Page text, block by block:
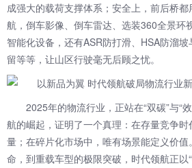
成强大的载荷支撑体系；安全上，前后桥
航，倒车影像、倒车雷达、选装360全景环
智能化设备，还有ASR防打滑、HSA防溜
留等等，让山区行驶毫无后顾之忧。
2025年的物流行业，正站在“双碳”与“
航的崛起，证明了一个真理：在存量竞争
量；在碎片化市场中，唯有场景能定义价
命，到重载车型的极限突破，时代领航正以